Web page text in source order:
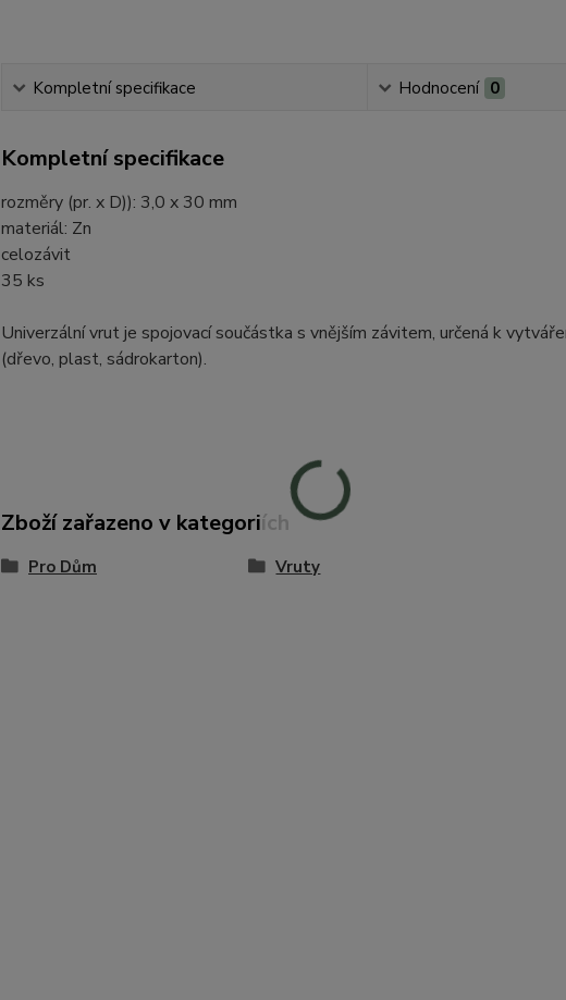
Kompletní specifikace Hodnocení 0
Kompletní specifikace
rozměry (pr. x D)): 3,0 x 30 mm
materiál: Zn
celozávit
35 ks
Univerzální vrut je spojovací součástka s vnějším závitem, určená k
(dřevo, plast, sádrokarton).
Zboží zařazeno v kategoriích
Pro Dům Vruty